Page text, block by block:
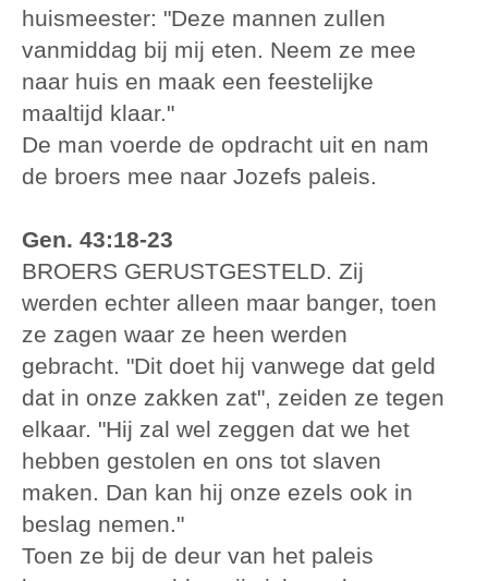
huismeester: "Deze mannen zullen
vanmiddag bij mij eten. Neem ze mee
naar huis en maak een feestelijke
maaltijd klaar."
De man voerde de opdracht uit en nam
de broers mee naar Jozefs paleis.
Gen. 43:18-23
BROERS GERUSTGESTELD. Zij
werden echter alleen maar banger, toen
ze zagen waar ze heen werden
gebracht. "Dit doet hij vanwege dat geld
dat in onze zakken zat", zeiden ze tegen
elkaar. "Hij zal wel zeggen dat we het
hebben gestolen en ons tot slaven
maken. Dan kan hij onze ezels ook in
beslag nemen."
Toen ze bij de deur van het paleis